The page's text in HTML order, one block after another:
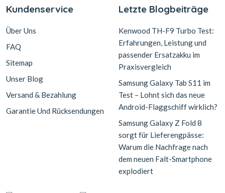
Kundenservice
Über Uns
FAQ
Sitemap
Unser Blog
Versand & Bezahlung
Garantie Und Rücksendungen
Letzte Blogbeiträge
Kenwood TH-F9 Turbo Test:
Erfahrungen, Leistung und
passender Ersatzakku im
Praxisvergleich
Samsung Galaxy Tab S11 im
Test – Lohnt sich das neue
Android-Flaggschiff wirklich?
Samsung Galaxy Z Fold 8
sorgt für Lieferengpässe:
Warum die Nachfrage nach
dem neuen Falt-Smartphone
explodiert